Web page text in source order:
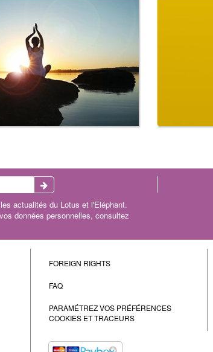
actualités du Lotus et l'Eléphant.
données personnelles, consultez
FOREIGN RIGHTS
FAQ
PARAMÉTREZ VOS PRÉFÉRENCES
COOKIES ET TRACEURS